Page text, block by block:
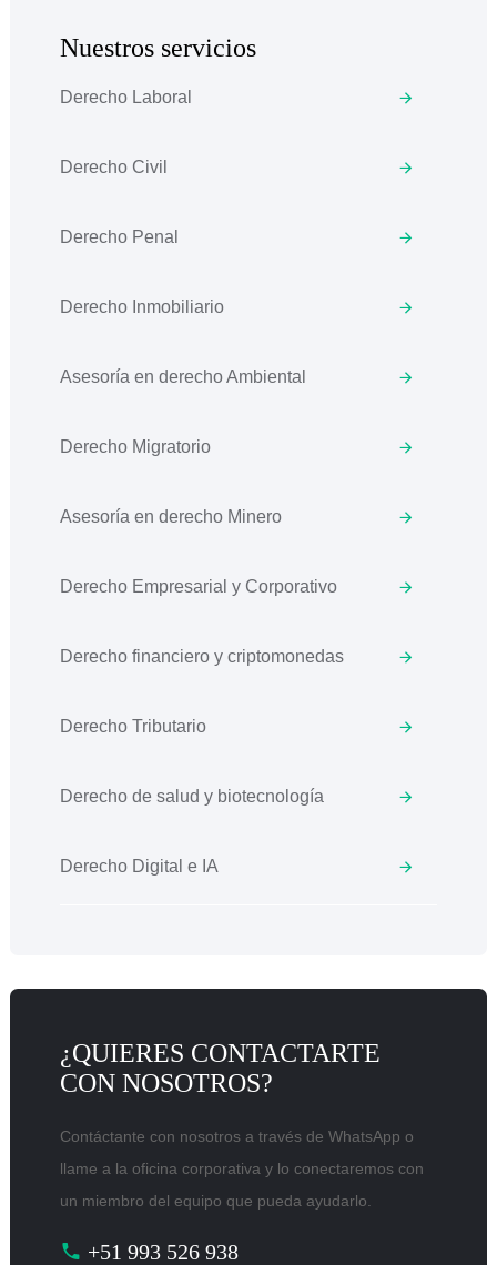
Nuestros servicios
Derecho Laboral
Derecho Civil
Derecho Penal
Derecho Inmobiliario
Asesoría en derecho Ambiental
Derecho Migratorio
Asesoría en derecho Minero
Derecho Empresarial y Corporativo
Derecho financiero y criptomonedas
Derecho Tributario
Derecho de salud y biotecnología
Derecho Digital e IA
¿QUIERES CONTACTARTE
CON NOSOTROS?
Contáctante con nosotros a través de WhatsApp o
llame a la oficina corporativa y lo conectaremos con
un miembro del equipo que pueda ayudarlo.
+51 993 526 938